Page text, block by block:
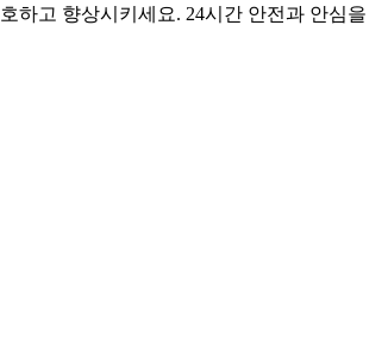
하고 향상시키세요. 24시간 안전과 안심을